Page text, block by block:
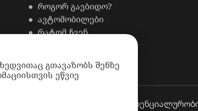
როგორ გავბიდო?
ავტომობილები
რატომ ჩვენ
გთავაზობს შენზე
ეწვიე